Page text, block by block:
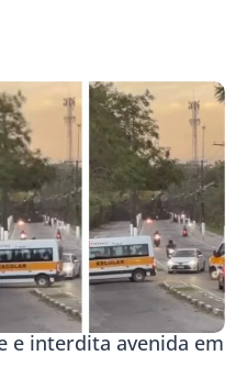
e interdita avenida em